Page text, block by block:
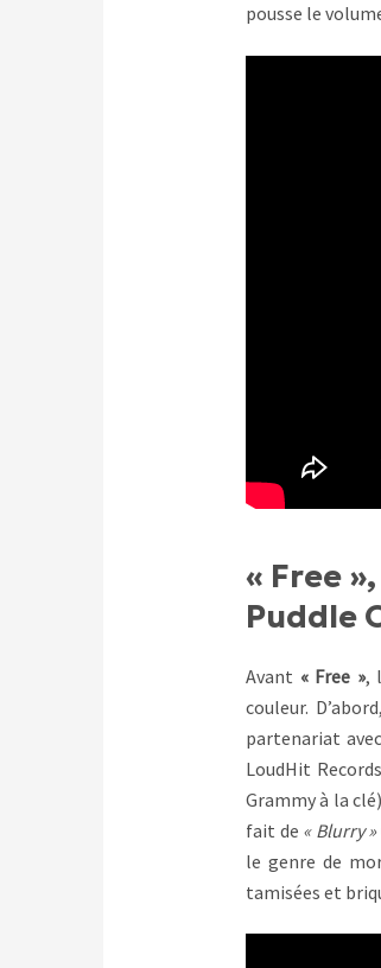
pousse le
« Free
Puddle
Avant « Free »,
couleur.
partenariat
LoudHit
Grammy à la
fait de « Blurry »
le genre de
tamisées et